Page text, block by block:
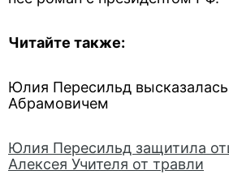
Читайте также:
Юлия Пересильд
Абрамовичем
Юлия Пересильд защитила
Алексея Учителя от травли